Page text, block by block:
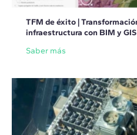
TFM de éxito | Transformación de un proyecto de
infraestructura con BIM y GIS
Saber más